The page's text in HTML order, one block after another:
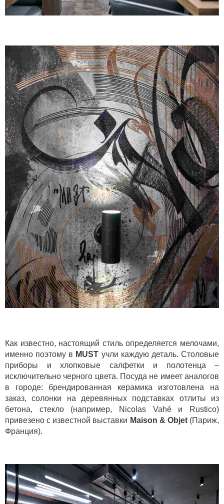
Как известно, настоящий стиль определяется мелочами,
именно поэтому в MUST учли каждую деталь. Столовые
приборы и хлопковые салфетки и полотенца –
исключительно черного цвета. Посуда не имеет аналогов
в городе: брендированная керамика изготовлена на
заказ, солонки на деревянных подставках отлиты из
бетона, стекло (например, Nicolas Vahé и
Rustico)
привезено с известной выставки Maison & Objet(Париж,
Франция).